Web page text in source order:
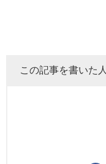
この記事を書いた人